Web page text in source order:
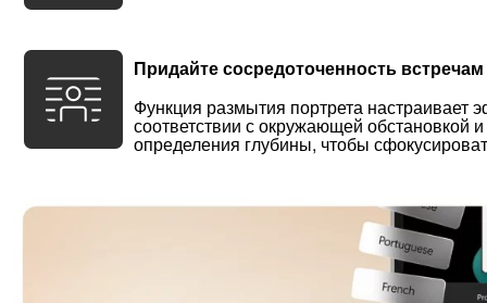
Придайте сосредоточенность встречам
Функция размытия портрета настраивает
соответствии с окружающей обстановкой
определения глубины, чтобы